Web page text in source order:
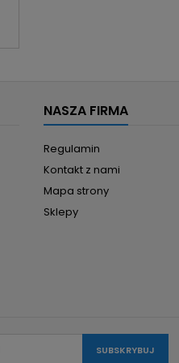
NASZA FIRMA
Regulamin
Kontakt z nami
Mapa strony
Sklepy